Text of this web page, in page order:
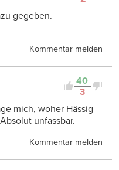
gegeben.
Kommentar melden
40
3
mich, woher Hässig
unfassbar.
Kommentar melden